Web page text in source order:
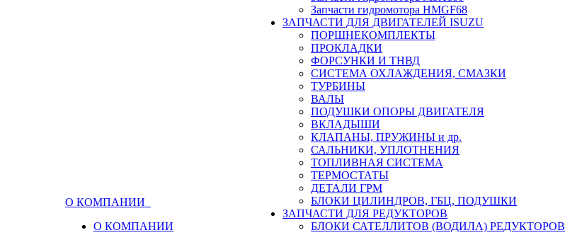
О КОМПАНИИ
О КОМПАНИИ
Запчасти гидромотора HMGF68
ЗАПЧАСТИ ДЛЯ ДВИГАТЕЛЕЙ ISUZU
ПОРШНЕКОМПЛЕКТЫ
ПРОКЛАДКИ
ФОРСУНКИ И ТНВД
СИСТЕМА ОХЛАЖДЕНИЯ, СМАЗКИ
ТУРБИНЫ
ВАЛЫ
ПОДУШКИ ОПОРЫ ДВИГАТЕЛЯ
ВКЛАДЫШИ
КЛАПАНЫ, ПРУЖИНЫ и др.
САЛЬНИКИ, УПЛОТНЕНИЯ
ТОПЛИВНАЯ СИСТЕМА
ТЕРМОСТАТЫ
ДЕТАЛИ ГРМ
БЛОКИ ЦИЛИНДРОВ, ГБЦ, ПОДУШКИ
ЗАПЧАСТИ ДЛЯ РЕДУКТОРОВ
БЛОКИ САТЕЛЛИТОВ (ВОДИЛА) РЕДУКТОРОВ